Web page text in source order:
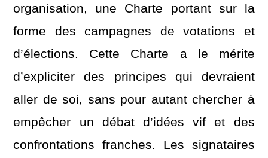
organisation, une Charte portant sur la
forme des campagnes de votations et
d’élections. Cette Charte a le mérite
d’expliciter des principes qui devraient
aller de soi, sans pour autant chercher à
empêcher un débat d’idées vif et des
confrontations franches. Les signataires